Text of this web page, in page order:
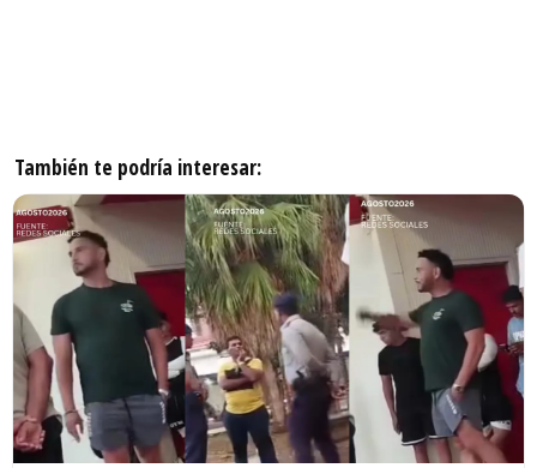
También te podría interesar: